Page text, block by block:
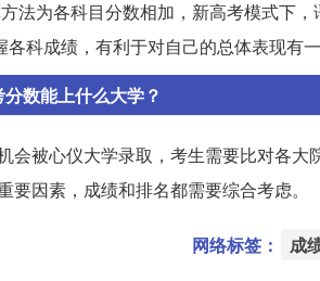
法为各科目分数相加，新高考模式下
科成绩，有利于对自己的总体表现有一
数能上什么大学？
会被心仪大学录取，考生需要比对各
要因素，成绩和排名都需要综合考虑。
网络标签： 成